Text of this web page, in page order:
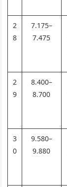
2
8
7.175–
7.475
2
9
8.400–
8.700
3
0
9.580–
9.880